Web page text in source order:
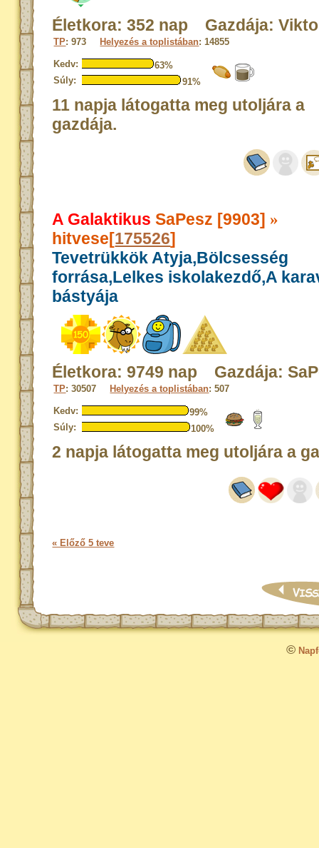
Életkora: 352 nap Gazdája:
TP: 973 Helyezés a toplistában: 14855
Kedv:
63%
Súly:
91%
11 napja látogatta meg utoljára a
gazdája.
A Galaktikus SaPesz [9903] »
hitvese[175526]
Tevetrükkök Atyja,Bölcsesség
forrása,Lelkes iskolakezdő,A
bástyája
Életkora: 9749 nap Gazdája:
TP: 30507 Helyezés a toplistában: 507
Kedv:
99%
Súly:
100%
2 napja látogatta meg utoljára a
« Előző 5 teve
©